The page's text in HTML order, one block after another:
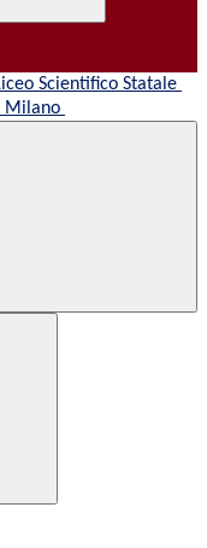
Scientifico Statale
Milano